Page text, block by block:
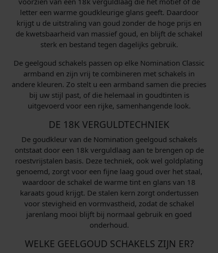
letter een warme goudkleurige glans geeft. Daardoor
krijgt u de uitstraling van goud zonder de hoge prijs en
de kwetsbaarheid van massief goud, en blijft de schakel
sterk en bestand tegen dagelijks gebruik.
De geelgoud schakels passen op elke Nomination Classic
armband en zijn vrij te combineren met schakels in
andere kleuren. Zo stelt u een armband samen die precies
bij uw stijl past, of die helemaal in goudtinten is
uitgevoerd voor een rijke, samenhangende look.
DE 18K VERGULDTECHNIEK
De goudkleur van de Nomination geelgoud schakels
ontstaat door een 18k verguldlaag aan te brengen op de
roestvrijstalen basis. Deze techniek, ook wel goldplating
genoemd, zorgt voor een fijne laag goud over het staal,
waardoor de schakel de warme tint en glans van 18
karaats goud krijgt. De stalen kern zorgt ondertussen
voor stevigheid en vormvastheid, zodat de schakel
jarenlang mooi blijft bij normaal gebruik en goed
onderhoud.
WELKE GEELGOUD SCHAKELS ZIJN ER?